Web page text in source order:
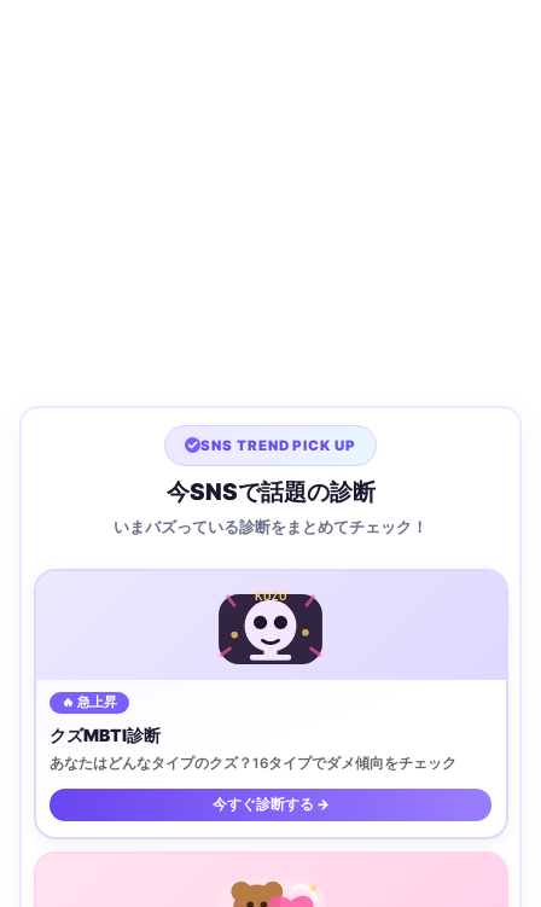
SNS TREND PICK UP
今SNSで話題の診断
いまバズっている診断をまとめてチェック！
KUZU
🔥 急上昇
クズMBTI診断
あなたはどんなタイプのクズ？16タイプでダメ傾向をチェック
今すぐ診断する →